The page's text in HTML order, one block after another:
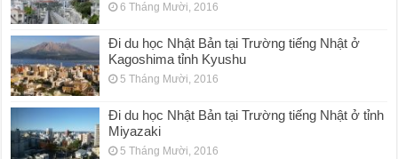
6 Tháng Mười, 2016
Đi du học Nhật Bản tại Trường tiếng Nhật ở
Kagoshima tỉnh Kyushu
5 Tháng Mười, 2016
Đi du học Nhật Bản tại Trường tiếng Nhật ở tỉnh
Miyazaki
5 Tháng Mười, 2016